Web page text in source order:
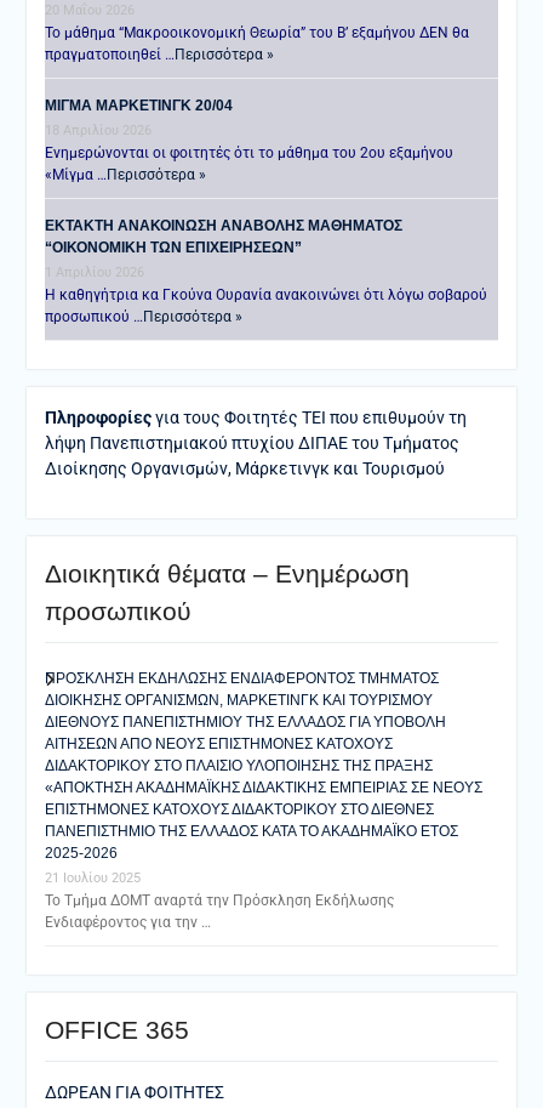
20 Μαΐου 2026
Το μάθημα “Μακροοικονομική Θεωρία” του Β’ εξαμήνου ΔΕΝ θα
πραγματοποιηθεί …Περισσότερα »
ΜΙΓΜΑ ΜΑΡΚΕΤΙΝΓΚ 20/04
18 Απριλίου 2026
Ενημερώνονται οι φοιτητές ότι το μάθημα του 2ου εξαμήνου
«Μίγμα …Περισσότερα »
ΕΚΤΑΚΤΗ ΑΝΑΚΟΙΝΩΣΗ ΑΝΑΒΟΛΗΣ ΜΑΘΗΜΑΤΟΣ
“ΟΙΚΟΝΟΜΙΚΗ ΤΩΝ ΕΠΙΧΕΙΡΗΣΕΩΝ”
1 Απριλίου 2026
Η καθηγήτρια κα Γκούνα Ουρανία ανακοινώνει ότι λόγω σοβαρού
προσωπικού …Περισσότερα »
Πληροφορίεςγια τους Φοιτητές ΤΕΙ που επιθυμούν τη
λήψη Πανεπιστημιακού πτυχίου ΔΙΠΑΕ του Τμήματος
Διοίκησης Οργανισμών, Μάρκετινγκ και Τουρισμού
Διοικητικά θέματα – Ενημέρωση
προσωπικού
ΠΡΟΣΚΛΗΣΗ ΕΚΔΗΛΩΣΗΣ ΕΝΔΙΑΦΕΡΟΝΤΟΣ ΤΜΗΜΑΤΟΣ
ΔΙΟΙΚΗΣΗΣ ΟΡΓΑΝΙΣΜΩΝ, ΜΑΡΚΕΤΙΝΓΚ ΚΑΙ ΤΟΥΡΙΣΜΟΥ
ΔΙΕΘΝΟΥΣ ΠΑΝΕΠΙΣΤΗΜΙΟΥ ΤΗΣ ΕΛΛΑΔΟΣ ΓΙΑ ΥΠΟΒΟΛΗ
ΑΙΤΗΣΕΩΝ ΑΠΟ ΝΕΟΥΣ ΕΠΙΣΤΗΜΟΝΕΣ ΚΑΤΟΧΟΥΣ
ΔΙΔΑΚΤΟΡΙΚΟΥ ΣΤΟ ΠΛΑΙΣΙΟ ΥΛΟΠΟΙΗΣΗΣ ΤΗΣ ΠΡΑΞΗΣ
«ΑΠΟΚΤΗΣΗ ΑΚΑΔΗΜΑΪΚΗΣ ΔΙΔΑΚΤΙΚΗΣ ΕΜΠΕΙΡΙΑΣ ΣΕ ΝΕΟΥΣ
ΕΠΙΣΤΗΜΟΝΕΣ ΚΑΤΟΧΟΥΣ ΔΙΔΑΚΤΟΡΙΚΟΥ ΣΤΟ ΔΙΕΘΝΕΣ
ΠΑΝΕΠΙΣΤΗΜΙΟ ΤΗΣ ΕΛΛΑΔΟΣ ΚΑΤΑ ΤΟ ΑΚΑΔΗΜΑΪΚΟ ΕΤΟΣ
2025-2026
21 Ιουλίου 2025
Το Τμήμα ΔΟΜΤ αναρτά την Πρόσκληση Εκδήλωσης
Ενδιαφέροντος για την …
ΟFFICE 365
ΔΩΡΕΑΝ ΓΙΑ ΦΟΙΤΗΤΕΣ